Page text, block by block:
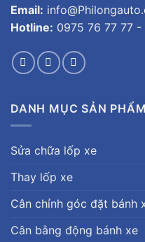
Email:
Hotline: 0975 76 77 77
DANH MỤC SẢN PHẨM
Sửa chữa lốp xe
Thay lốp xe
Cân chỉnh góc đặt bánh
Cân bằng động bánh xe